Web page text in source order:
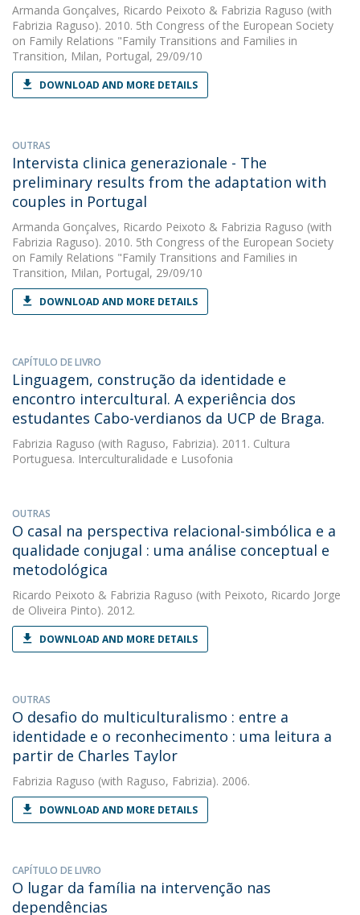
Armanda Gonçalves, Ricardo Peixoto & Fabrizia Raguso (with
Fabrizia Raguso). 2010. 5th Congress of the European Society
on Family Relations "Family Transitions and Families in
Transition, Milan, Portugal, 29/09/10
DOWNLOAD AND MORE DETAILS
OUTRAS
Intervista clinica generazionale - The
preliminary results from the adaptation with
couples in Portugal
Armanda Gonçalves, Ricardo Peixoto & Fabrizia Raguso (with
Fabrizia Raguso). 2010. 5th Congress of the European Society
on Family Relations "Family Transitions and Families in
Transition, Milan, Portugal, 29/09/10
DOWNLOAD AND MORE DETAILS
CAPÍTULO DE LIVRO
Linguagem, construção da identidade e
encontro intercultural. A experiência dos
estudantes Cabo-verdianos da UCP de Braga.
Fabrizia Raguso (with Raguso, Fabrizia). 2011. Cultura
Portuguesa. Interculturalidade e Lusofonia
OUTRAS
O casal na perspectiva relacional-simbólica e a
qualidade conjugal : uma análise conceptual e
metodológica
Ricardo Peixoto & Fabrizia Raguso (with Peixoto, Ricardo Jorge
de Oliveira Pinto). 2012.
DOWNLOAD AND MORE DETAILS
OUTRAS
O desafio do multiculturalismo : entre a
identidade e o reconhecimento : uma leitura a
partir de Charles Taylor
Fabrizia Raguso (with Raguso, Fabrizia). 2006.
DOWNLOAD AND MORE DETAILS
CAPÍTULO DE LIVRO
O lugar da família na intervenção nas
dependências